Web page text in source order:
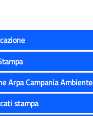
Arpa Campania Ambiente
stampa